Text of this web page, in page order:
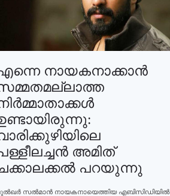
നായകനാക്കാന്‍
അമിത്
പറയുന്നു
സല്‍മാന്‍ നായകനായെത്തിയ എബിസിഡിയില്‍